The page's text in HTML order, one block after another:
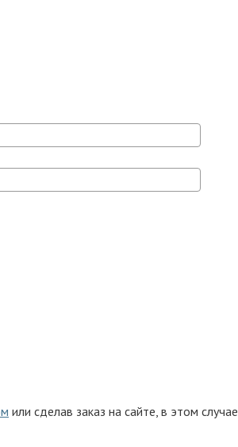
или сделав заказ на сайте, в этом случае